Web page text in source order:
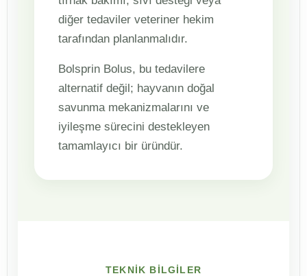
diğer tedaviler veteriner hekim
tarafından planlanmalıdır.
Bolsprin Bolus, bu tedavilere
alternatif değil; hayvanın doğal
savunma mekanizmalarını ve
iyileşme sürecini destekleyen
tamamlayıcı bir üründür.
TEKNİK BİLGİLER